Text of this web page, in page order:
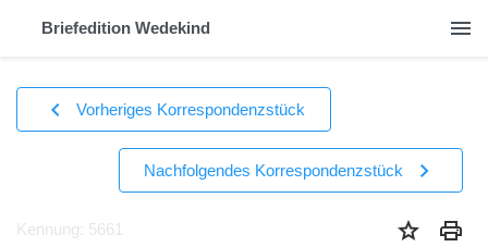
Briefedition Wedekind menu
chevron_left Vorheriges Korrespondenzstück
Nachfolgendes Korrespondenzstück chevron_right
Kennung: 5661 star print